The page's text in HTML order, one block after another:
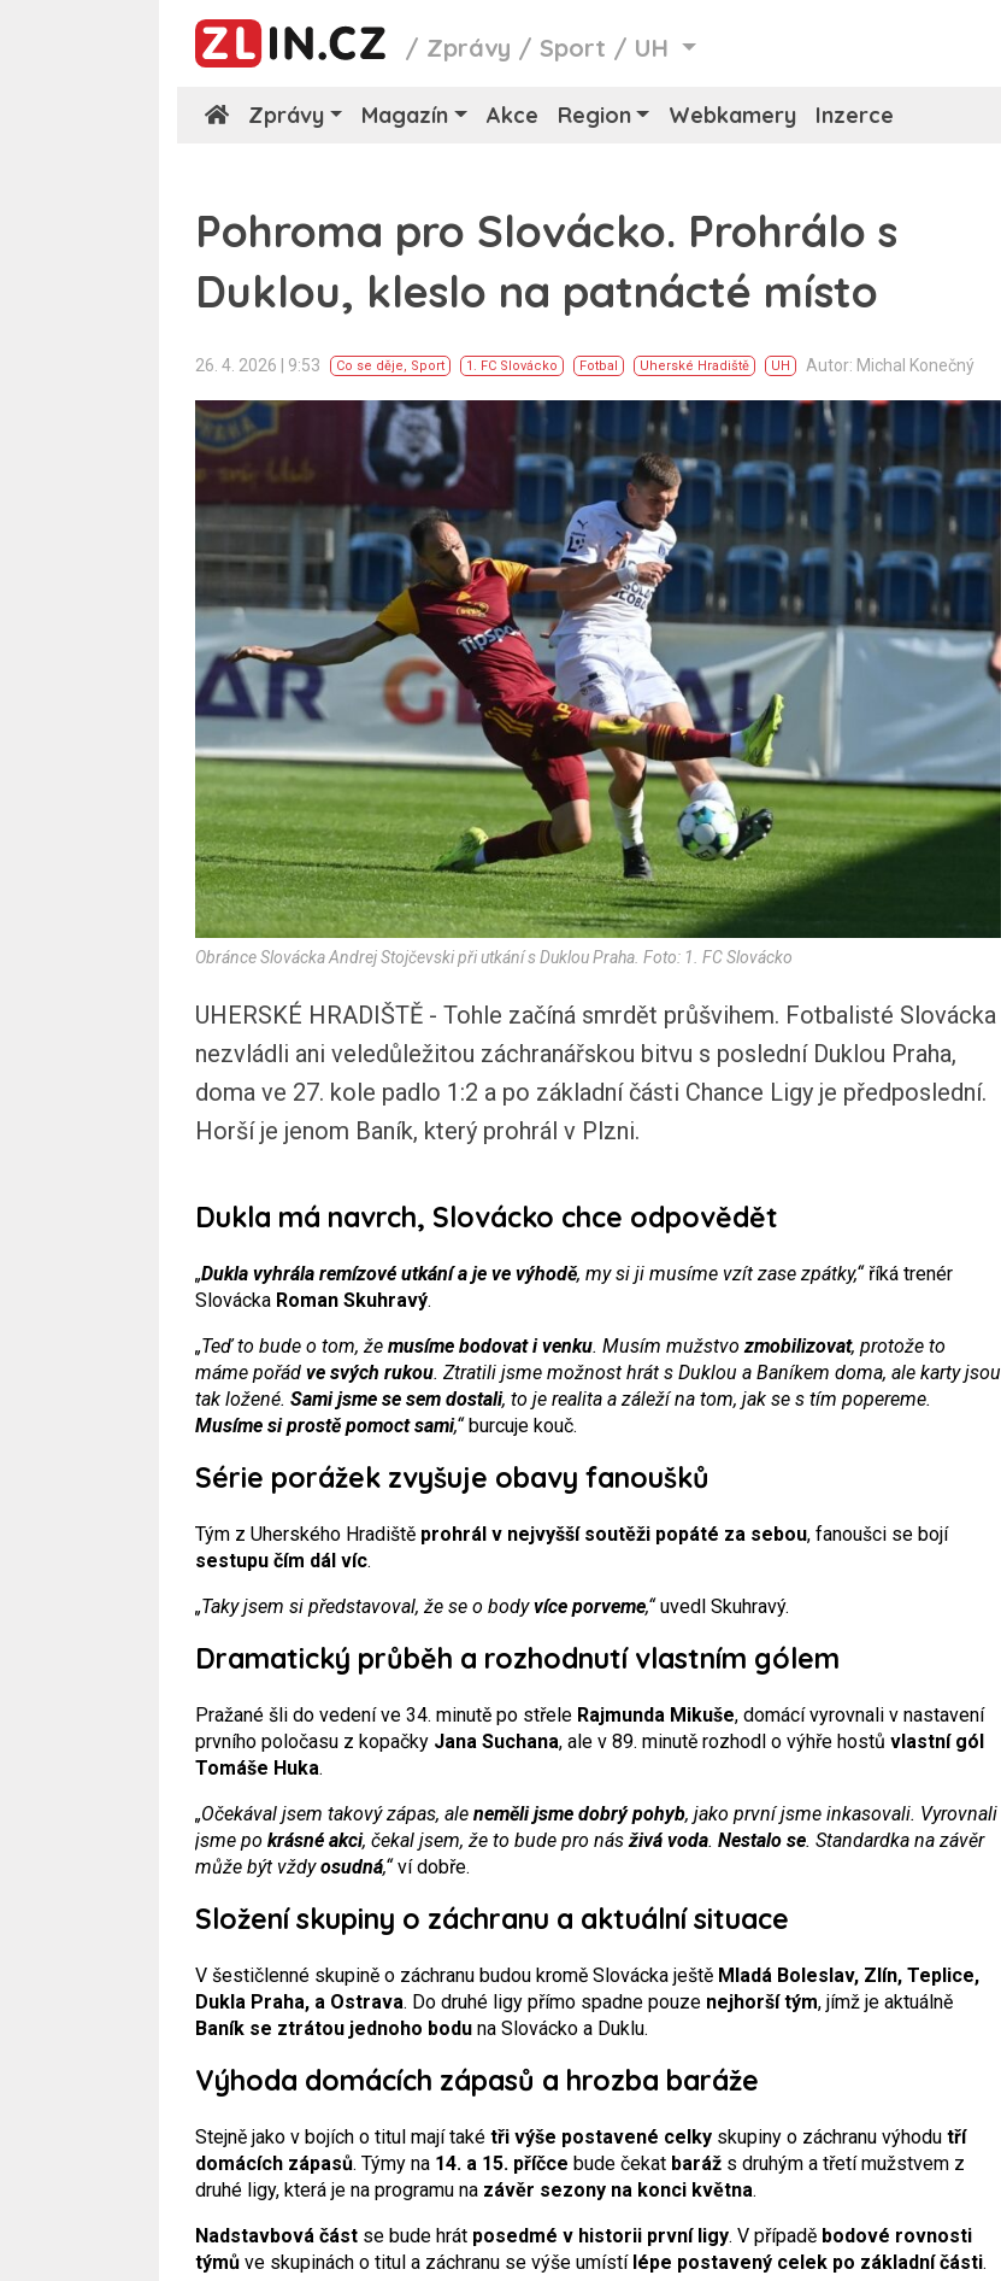
/ Zprávy /Sport / UH
Zprávy Magazín Akce Region Webkamery Inzerce
Pohroma pro Slovácko. Prohrálo s
Duklou, kleslo na patnácté místo
26. 4. 2026 | 9:53 Co se děje, Sport 1. FC Slovácko Fotbal Uherské Hradiště UH Autor: Michal Konečný
Obránce Slovácka Andrej Stojčevski při utkání s Duklou Praha. Foto: 1. FC Slovácko
UHERSKÉ HRADIŠTĚ - Tohle začíná smrdět průšvihem. Fotbalisté Slovácka
nezvládli ani veledůležitou záchranářskou bitvu s poslední Duklou Praha,
doma ve 27. kole padlo 1:2 a po základní části Chance Ligy je předposlední.
Horší je jenom Baník, který prohrál v Plzni.
Dukla má navrch, Slovácko chce odpovědět
„Dukla vyhrála remízové utkání a je ve výhodě, my si ji musíme vzít zase zpátky,“říká trenér
Slovácka Roman Skuhravý.
„Teď to bude o tom, že musíme bodovat i venku. Musím mužstvozmobilizovat, protože to
máme pořád ve svých rukou. Ztratili jsme možnost hrát s Duklou a Baníkem doma, ale karty jsou
tak ložené. Sami jsme se sem dostali, to je realita a záleží na tom, jak se s tím popereme.
Musíme si prostě pomoct sami,“burcuje kouč.
Série porážek zvyšuje obavy fanoušků
Tým z Uherského Hradiště prohrál v nejvyšší soutěži popáté za sebou, fanoušci se bojí
sestupu čím dál víc.
„Taky jsem si představoval, že se o bodyvíce porveme,“uvedl Skuhravý.
Dramatický průběh a rozhodnutí vlastním gólem
Pražané šli do vedení ve 34. minutě po střele Rajmunda Mikuše, domácí vyrovnali v nastavení
prvního poločasu z kopačky Jana Suchana, ale v 89. minutě rozhodl o výhře hostů vlastní gól
Tomáše Huka.
„Očekával jsem takový zápas, ale neměli jsme dobrý pohyb, jako první jsme inkasovali. Vyrovnali
jsme po krásné akci, čekal jsem, že to bude pro násživá voda. Nestalo se. Standardka na závěr
může být vždyosudná,“ví dobře.
Složení skupiny o záchranu a aktuální situace
V šestičlenné skupině o záchranu budou kromě Slovácka ještě Mladá Boleslav, Zlín, Teplice,
Dukla Praha, a Ostrava. Do druhé ligy přímo spadne pouze nejhorší tým, jímž je aktuálně
Baník se ztrátou jednoho bodu na Slovácko a Duklu.
Výhoda domácích zápasů a hrozba baráže
Stejně jako v bojích o titul mají také tři výše postavené celky skupiny o záchranu výhodu tří
domácích zápasů. Týmy na 14. a 15. příčce bude čekat baráž s druhým a třetí mužstvem z
druhé ligy, která je na programu na závěr sezony na konci května.
Nadstavbová část se bude hrát posedmé v historii první ligy. V případě bodové rovnosti
týmů ve skupinách o titul a záchranu se výše umístí lépe postavený celek po základní části.